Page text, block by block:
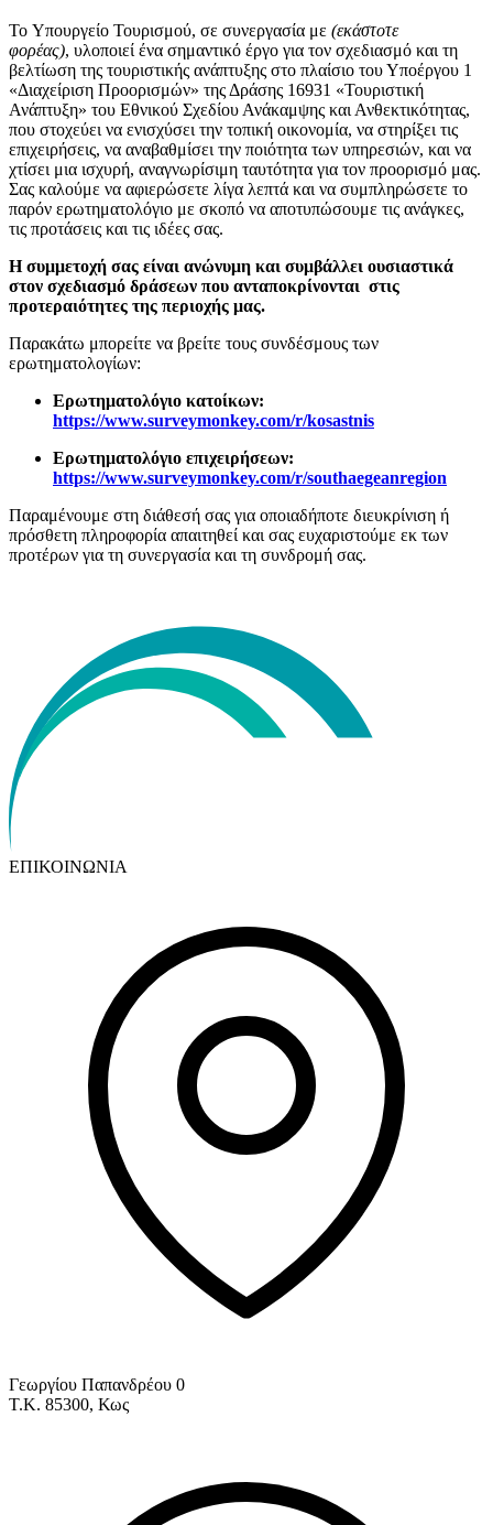
Το Υπουργείο Τουρισμού, σε συνεργασία με (εκάστοτε
φορέας), υλοποιεί ένα σημαντικό έργο για τον σχεδιασμό και τη
βελτίωση της τουριστικής ανάπτυξης στο πλαίσιο του Υποέργου 1
«Διαχείριση Προορισμών» της Δράσης 16931 «Τουριστική
Ανάπτυξη» του Εθνικού Σχεδίου Ανάκαμψης και Ανθεκτικότητας,
που στοχεύει να ενισχύσει την τοπική οικονομία, να στηρίξει τις
επιχειρήσεις, να αναβαθμίσει την ποιότητα των υπηρεσιών, και να
χτίσει μια ισχυρή, αναγνωρίσιμη ταυτότητα για τον προορισμό μας.
Σας καλούμε να αφιερώσετε λίγα λεπτά και να συμπληρώσετε το
παρόν ερωτηματολόγιο με σκοπό να αποτυπώσουμε τις ανάγκες,
τις προτάσεις και τις ιδέες σας.
Η συμμετοχή σας είναι ανώνυμη και συμβάλλει ουσιαστικά
στον σχεδιασμό δράσεων που ανταποκρίνονται στις
προτεραιότητες της περιοχής μας.
Παρακάτω μπορείτε να βρείτε τους συνδέσμους των
ερωτηματολογίων:
Ερωτηματολόγιο κατοίκων:
https://www.surveymonkey.com/r/kosastnis
Ερωτηματολόγιο επιχειρήσεων:
https://www.surveymonkey.com/r/southaegeanregion
Παραμένουμε στη διάθεσή σας για οποιαδήποτε διευκρίνιση ή
πρόσθετη πληροφορία απαιτηθεί και σας ευχαριστούμε εκ των
προτέρων για τη συνεργασία και τη συνδρομή σας.
ΕΠΙΚΟΙΝΩΝΙΑ
Γεωργίου Παπανδρέου 0
Τ.Κ. 85300, Κως